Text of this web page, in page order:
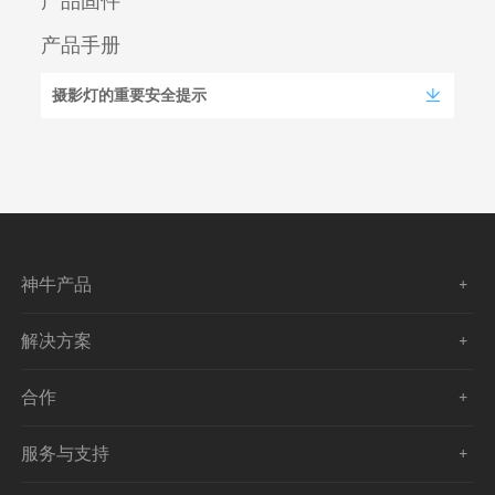
产品手册
摄影灯的重要安全提示
神牛产品
解决方案
合作
服务与支持